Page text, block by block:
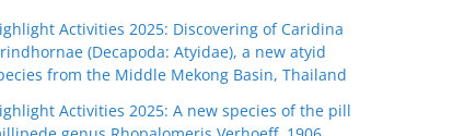
Activities 2025: Discovering of Caridina
(Decapoda: Atyidae), a new atyid
from the Middle Mekong Basin, Thailand
Activities 2025: A new species of the pill